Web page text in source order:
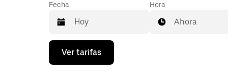
Fecha
Presiona
flecha
Hora
Ahora
Ver tarifas